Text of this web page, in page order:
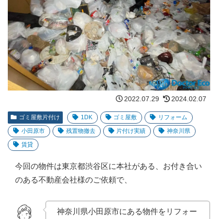
2022.07.29 2024.02.07
ゴミ屋敷片付け 1DK ゴミ屋敷
リフォーム
小田原市
残置物撤去 片付け実績
神奈川県
賃貸
今回の物件は東京都渋谷区に本社がある、お付き合い
のある不動産会社様のご依頼で、
神奈川県小田原市にある物件をリフォー